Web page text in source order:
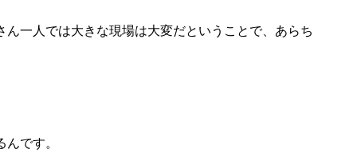
一人では大きな現場は大変だということで、あらち
です。